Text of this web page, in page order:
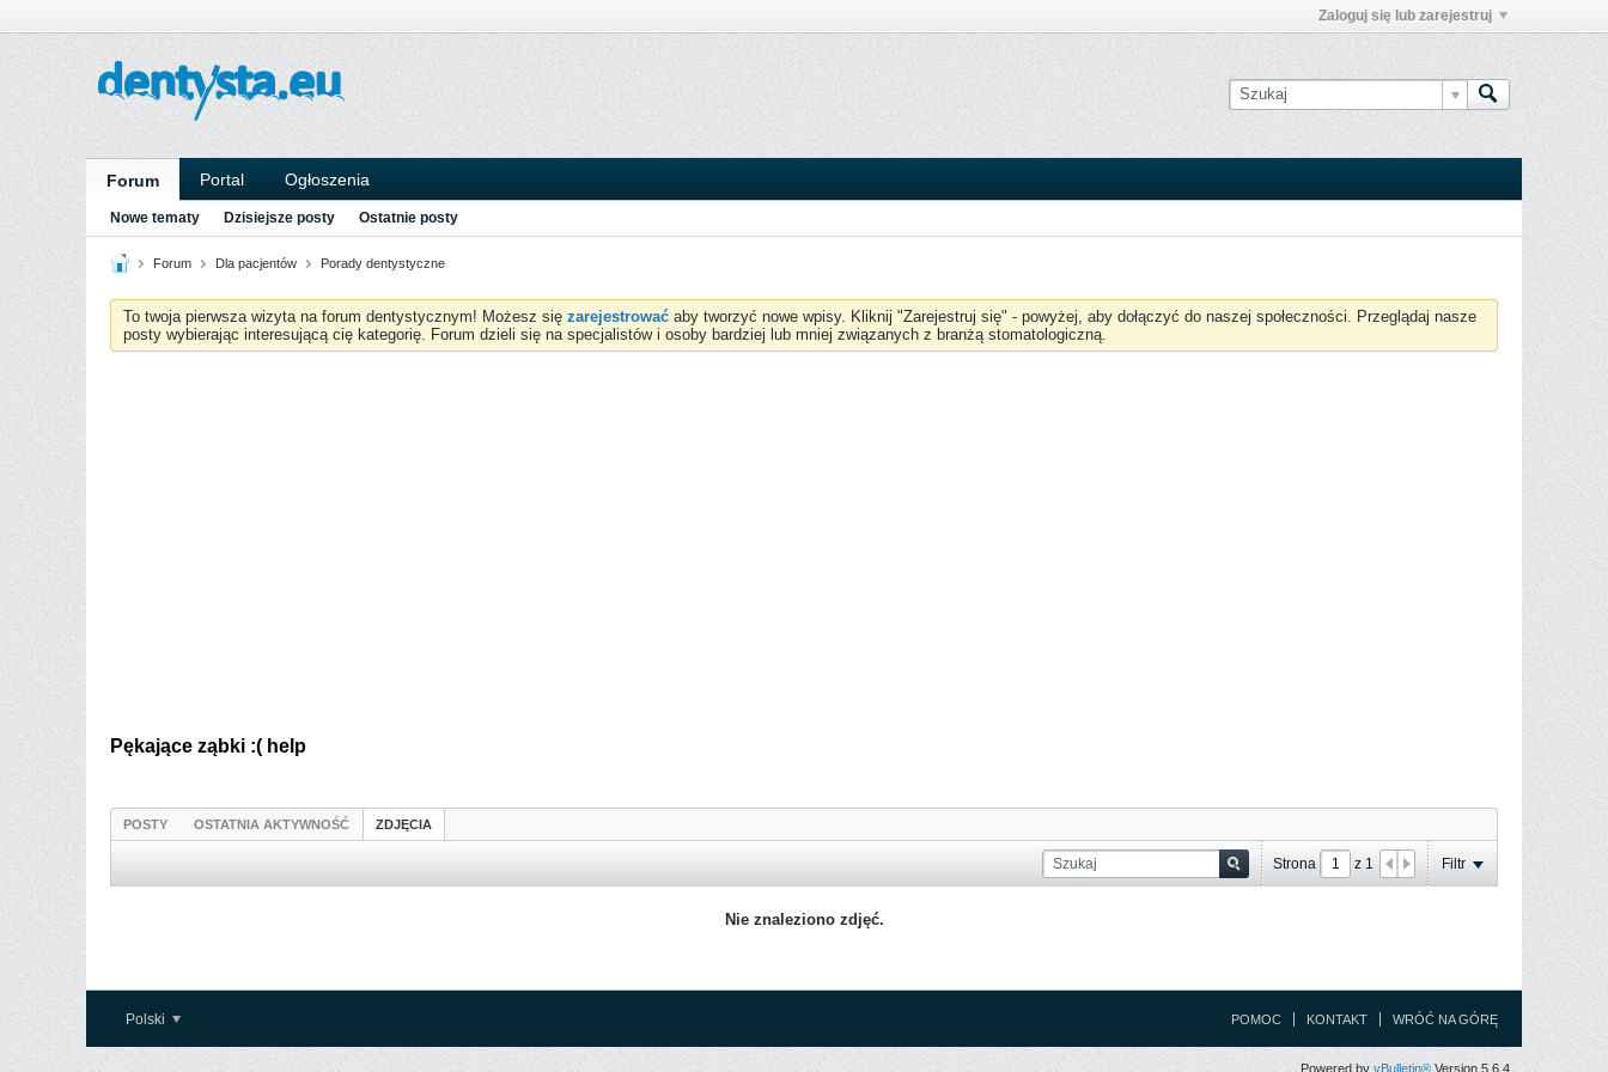
Zaloguj się lub zarejestruj
Forum Portal Ogłoszenia
Nowe tematy Dzisiejsze posty Ostatnie posty
Forum Dla pacjentów Porady dentystyczne
To twoja pierwsza wizyta na forum dentystycznym! Możesz się zarejestrować aby tworzyć nowe wpisy. Kliknij "Zarejestruj się" - powyżej, aby dołączyć do naszej społeczności. Przeglądaj nasze
posty wybierając interesującą cię kategorię. Forum dzieli się na specjalistów i osoby bardziej lub mniej związanych z branżą stomatologiczną.
Pękające ząbki :( help
POSTY OSTATNIA AKTYWNOŚĆ ZDJĘCIA
Strona z 1 Filtr
Nie znaleziono zdjęć.
Polski POMOC KONTAKT WRÓĆ NA GÓRĘ
Powered by vBulletin® Version 5.6.4